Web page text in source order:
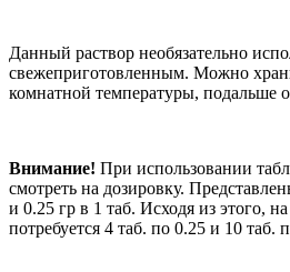
Данный раствор необязательно
свежеприготовленным. Можно
комнатной температуры, подальше
Внимание! При использовании
смотреть на дозировку.
и 0.25 гр в 1 таб. Исходя из этого,
потребуется 4 таб. по 0.25 и 10 таб.